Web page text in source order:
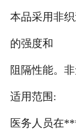
本品采用非
的强度和
阻隔性能。非
适用范围:
医务人员在